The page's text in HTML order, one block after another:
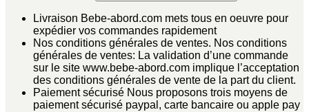
Livraison Bebe-abord.com mets tous en oeuvre pour
expédier vos commandes rapidement
Nos conditions générales de ventes. Nos conditions
générales de ventes: La validation d’une commande
sur le site www.bebe-abord.com implique l’acceptation
des conditions générales de vente de la part du client.
Paiement sécurisé Nous proposons trois moyens de
paiement sécurisé paypal, carte bancaire ou apple pay